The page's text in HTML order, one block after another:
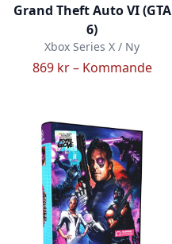
Grand Theft Auto VI (GTA
6)
Xbox Series X / Ny
869 kr – Kommande